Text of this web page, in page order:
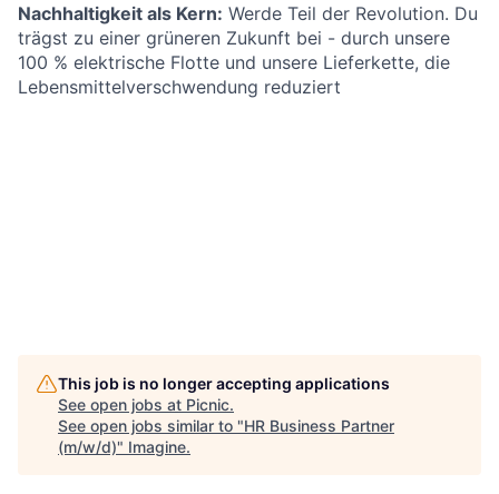
Nachhaltigkeit als Kern: Werde Teil der Revolution. Du
trägst zu einer grüneren Zukunft bei - durch unsere
100 % elektrische Flotte und unsere Lieferkette, die
Lebensmittelverschwendung reduziert
This job is no longer accepting applications
See open jobs at Picnic.
See open jobs similar to "HR Business Partner
(m/w/d)" Imagine.